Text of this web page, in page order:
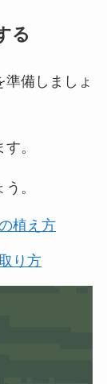
る
備しましょ
。
。
植え方
り方